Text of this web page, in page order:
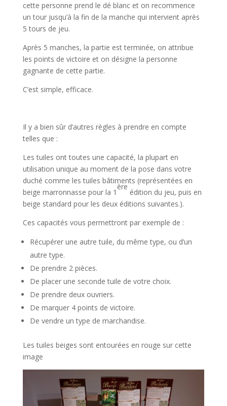
cette personne prend le dé blanc et on recommence
un tour jusqu’à la fin de la manche qui intervient après
5 tours de jeu.
Après 5 manches, la partie est terminée, on attribue
les points de victoire et on désigne la personne
gagnante de cette partie.
C’est simple, efficace.
Il y a bien sûr d’autres règles à prendre en compte
telles que :
Les tuiles ont toutes une capacité, la plupart en
utilisation unique au moment de la pose dans votre
duché comme les tuiles bâtiments (représentées en
beige marronnasse pour la 1
ère
édition du jeu, puis en
beige standard pour les deux éditions suivantes.).
Ces capacités vous permettront par exemple de :
Récupérer une autre tuile, du même type, ou d’un
autre type.
De prendre 2 pièces.
De placer une seconde tuile de votre choix.
De prendre deux ouvriers.
De marquer 4 points de victoire.
De vendre un type de marchandise.
Les tuiles beiges sont entourées en rouge sur cette
image